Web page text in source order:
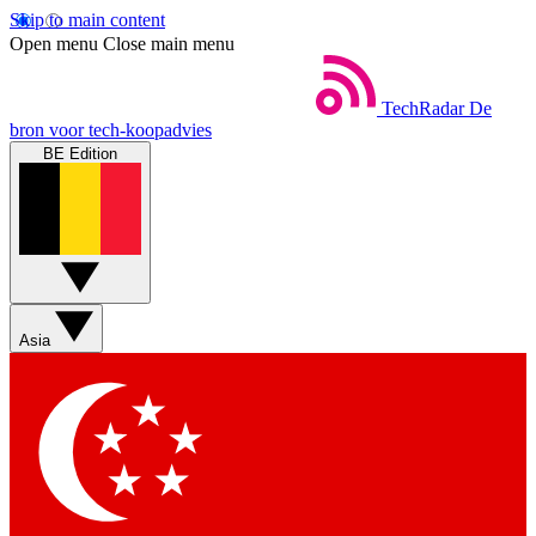
Skip to main content
Open menu Close main menu
TechRadar De
bron voor tech-koopadvies
BE Edition
Asia